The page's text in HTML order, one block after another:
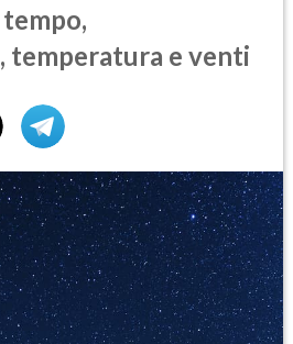
temperatura e venti